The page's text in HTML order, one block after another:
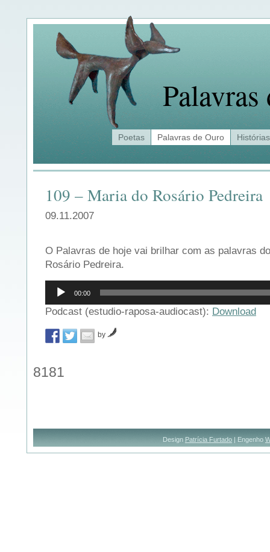
Poetas Palavras de Ouro Histórias
109 – Maria do Rosário Pedreira
09.11.2007
O Palavras de hoje vai brilhar com as palavras
Rosário Pedreira.
Reprodutor
áudio
00:00
Podcast (estudio-raposa-audiocast): Download
by
8181
Design Patrícia Furtado | Engenho